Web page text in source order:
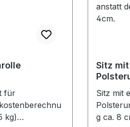
für
kg)
Sitz
Sitz mit
g ca. 8